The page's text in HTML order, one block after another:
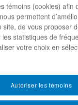
LA SESSION
les
témoins (cookies) afin
permettent
site, de vous proposer
les statistiques de
votre choix en
Autoriser les témoins